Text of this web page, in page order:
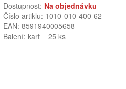
Dostupnost: Na objednávku
Číslo artiklu: 1010-010-400-62
EAN: 8591940005658
Balení: kart = 25 ks